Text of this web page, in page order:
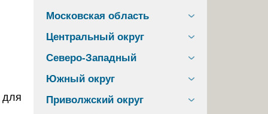
Московская область
Центральный округ
Северо-Западный
Южный округ
Приволжский округ